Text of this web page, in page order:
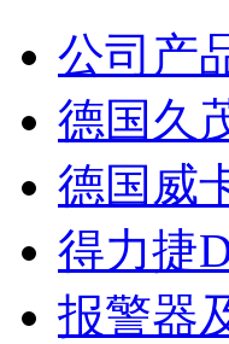
公司产
德国久
德国威
得力捷
报警器